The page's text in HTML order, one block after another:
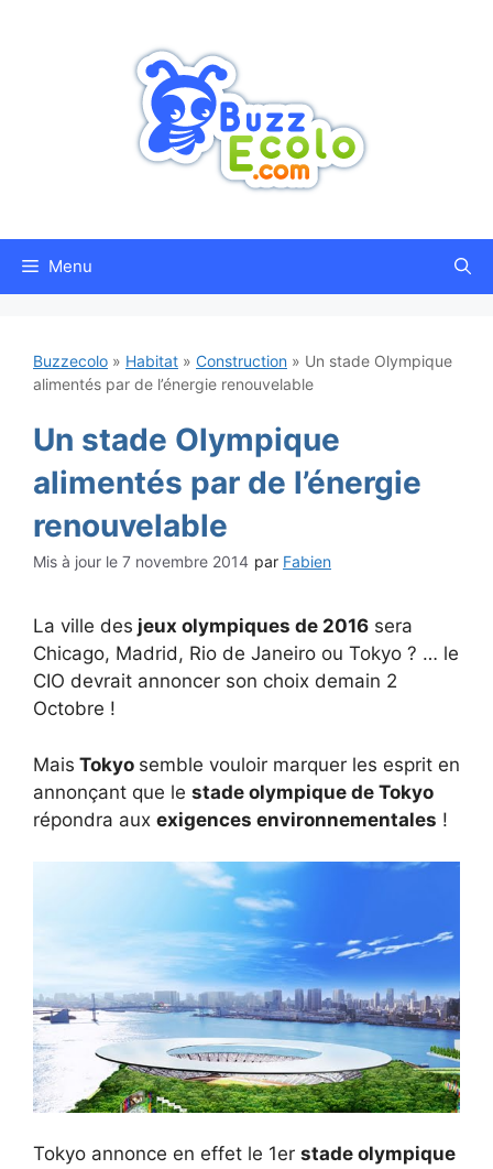
Menu
Buzzecolo » Habitat » Construction » Un stade Olympique
alimentés par de l’énergie renouvelable
Un stade Olympique
alimentés par de l’énergie
renouvelable
7 novembre 2014 par Fabien
La ville des jeux olympiques de 2016 sera
Chicago, Madrid, Rio de Janeiro ou Tokyo ? … le
CIO devrait annoncer son choix demain 2
Octobre !
Mais Tokyo semble vouloir marquer les esprit en
annonçant que le stade olympique de Tokyo
répondra aux exigences environnementales !
Tokyo annonce en effet le 1er stade olympique